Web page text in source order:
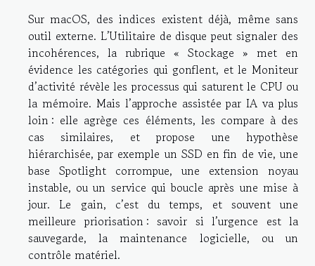
Sur macOS, des indices existent déjà, même sans
outil externe. L’Utilitaire de disque peut signaler des
incohérences, la rubrique « Stockage » met en
évidence les catégories qui gonflent, et le Moniteur
d’activité révèle les processus qui saturent le CPU ou
la mémoire. Mais l’approche assistée par IA va plus
loin : elle agrège ces éléments, les compare à des
cas similaires, et propose une hypothèse
hiérarchisée, par exemple un SSD en fin de vie, une
base Spotlight corrompue, une extension noyau
instable, ou un service qui boucle après une mise à
jour. Le gain, c’est du temps, et souvent une
meilleure priorisation : savoir si l’urgence est la
sauvegarde, la maintenance logicielle, ou un
contrôle matériel.